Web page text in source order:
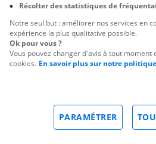
Récolter des statistiques de
Notre seul but : améliorer nos services en
expérience la plus qualitative possible.
Ok pour vous ?
Vous pouvez changer d'avis à tout moment
cookies. En savoir plus sur notre
PARAMÉTRER